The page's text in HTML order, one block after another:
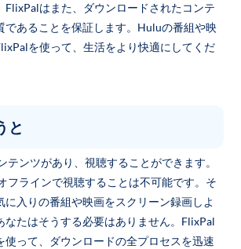
FlixPalはまた、ダウンロードされたコンテ
であることを保証します。Huluの番組や映
を使って、生活をより快適にしてくだ
と
テンツがあり、視聴することができます。
フラインで視聴することは不可能です。そ
に入りの番組や映画をスクリーン録画しよ
なたはそうする必要はありません。FlixPal
って、ダウンロードの全プロセスを迅速